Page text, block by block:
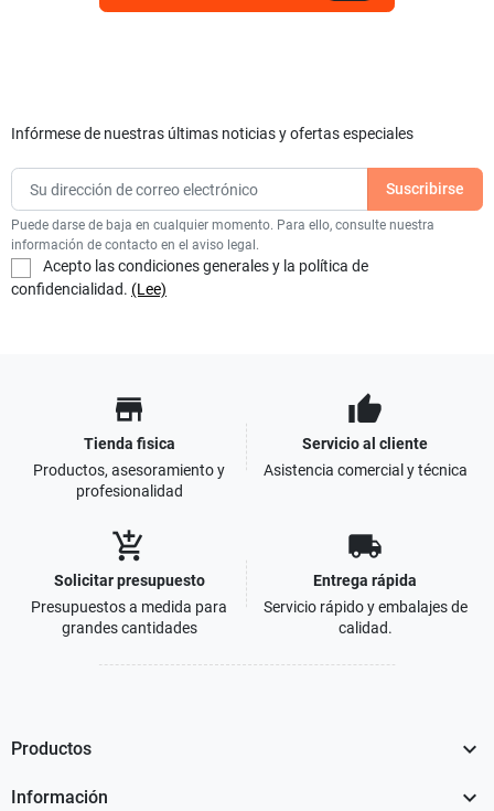
Infórmese de nuestras últimas noticias y ofertas especiales
Puede darse de baja en cualquier momento. Para ello, consulte nuestra
información de contacto en el aviso legal.
Acepto las condiciones generales y la política de
confidencialidad. (Lee)
store
Tienda fisica
Productos, asesoramiento y
profesionalidad
thumb_up
Servicio al cliente
Asistencia comercial y técnica
add_shopping_cart
Solicitar presupuesto
Presupuestos a medida para
grandes cantidades
local_shipping
Entrega rápida
Servicio rápido y embalajes de
calidad.
Productos 
Información 